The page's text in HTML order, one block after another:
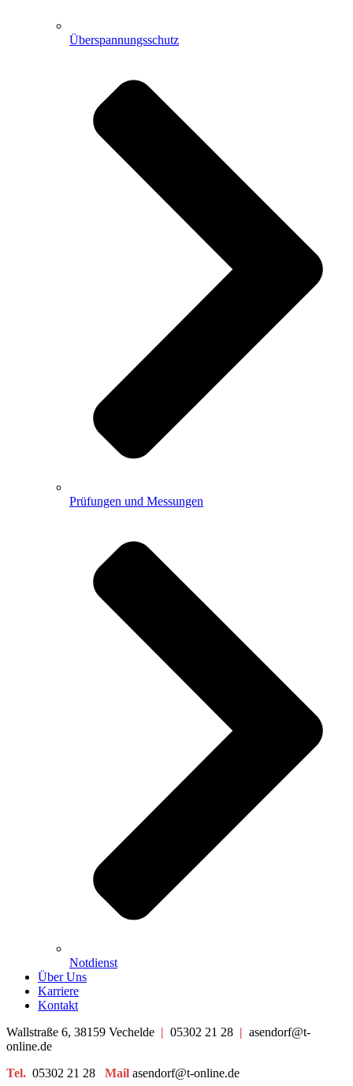
Überspannungsschutz
Prüfungen und Messungen
Notdienst
Über Uns
Karriere
Kontakt
Wallstraße 6, 38159 Vechelde | 05302 21 28 | asendorf@t-
online.de
Tel. 05302 21 28 Mail asendorf@t-online.de